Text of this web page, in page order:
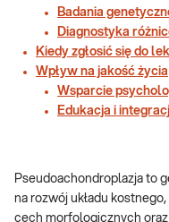
Badania
Diagnostyka
Kiedy zgłosić się do
Wpływ na jakość życia
Wsparcie
Edukacja i
Pseudoachondroplazja to
na rozwój układu
cech morfologicznych